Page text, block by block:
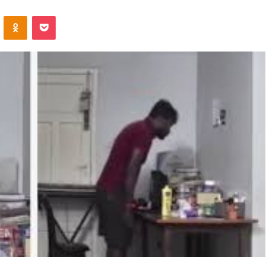
Odnoklassniki
Pocket